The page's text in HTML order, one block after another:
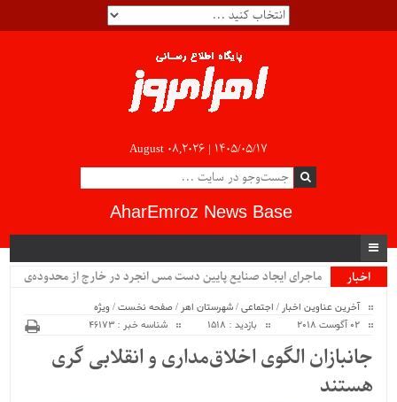
August 08,2026 | ۱۴۰۵/۰۵/۱۷
AharEmroz News Base
اخبار
ماجرای ایجاد صنایع پایین دست مس انجرد در خارج از محدوده‌ی
آخرین عناوین اخبار / اجتماعی/شهرستان اهر /صفحه نخست/ ویژه
02 آگوست 2018
بازدید : 1518 شناسه خبر : 46173
جانبازان الگوی اخلاق‌مداری و انقلابی گری
هستند